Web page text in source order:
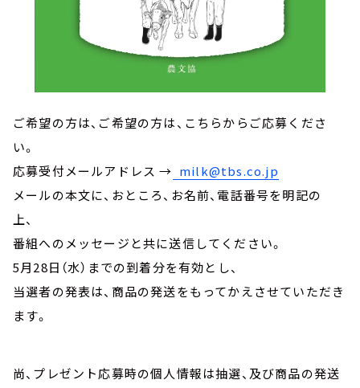
ご希望の方は、ご希望の方は、こちらからご応募くださ
い。
応募受付メールアドレス → milk@tbs.co.jp
メールの本文に、おところ、お名前、電話番号を明記の
上、
番組へのメッセージと共に送信してください。
5月28日（水）までの到着分を有効とし、
当選者の発表は、商品の発送をもってかえさせていただき
ます。
尚、プレゼント応募時の個人情報は抽選、及び商品の発送